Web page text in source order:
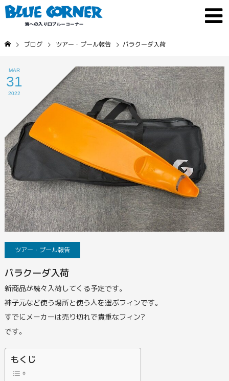
ブログ ツアー・プール報告 バラクーダ入荷
MAR
31
2022
ツアー・プール報告
バラクーダ入荷
新商品が続々入荷してくる予定です。
神子元など使う場所と使う人を選ぶフィンです。
すでにメーカーは売り切れで貴重なフィン?
です。
もくじ